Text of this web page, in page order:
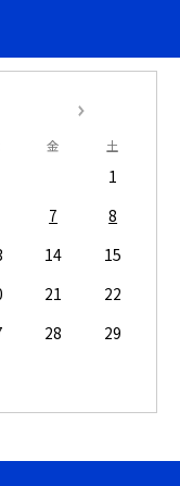
金 土
1
7
8
14
15
21
22
28
29